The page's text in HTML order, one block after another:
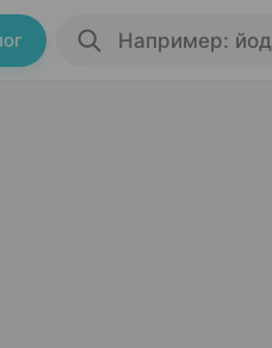
Например: йод